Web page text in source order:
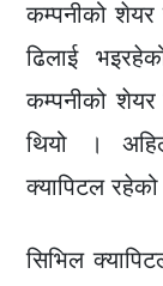
कम्पनीको शेयर
ढिलाई
कम्पनीको शेयर
थियो ।
क्यापिटल
सिभिल